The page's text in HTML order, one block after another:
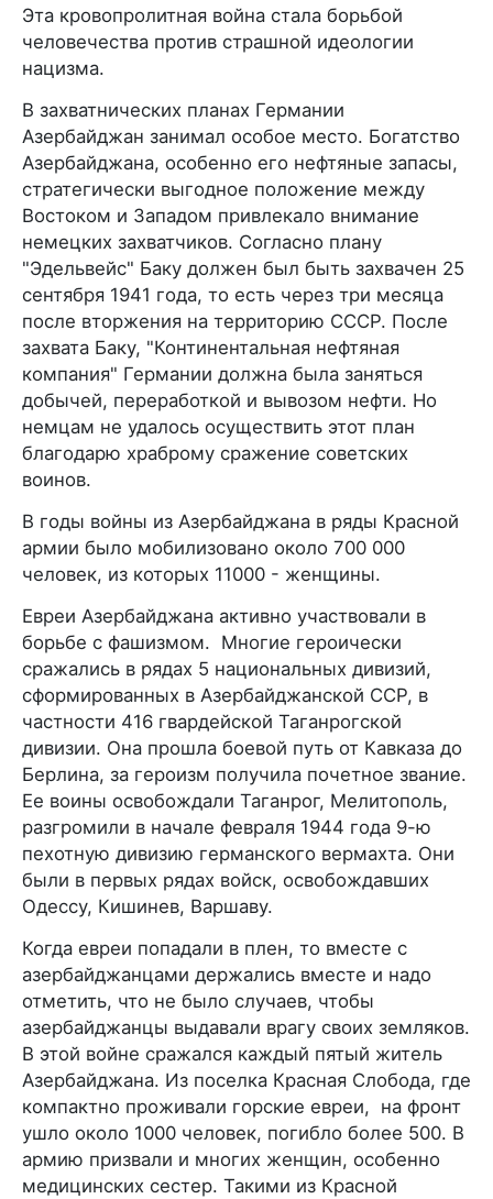
Эта кровопролитная война стала борьбой
человечества против страшной идеологии
нацизма.
В захватнических планах Германии
Азербайджан занимал особое место. Богатство
Азербайджана, особенно его нефтяные запасы,
стратегически выгодное положение между
Востоком и Западом привлекало внимание
немецких захватчиков. Согласно плану
"Эдельвейс" Баку должен был быть захвачен 25
сентября 1941 года, то есть через три месяца
после вторжения на территорию СССР. После
захвата Баку, "Континентальная нефтяная
компания" Германии должна была заняться
добычей, переработкой и вывозом нефти. Но
немцам не удалось осуществить этот план
благодарю храброму сражение советских
воинов.
В годы войны из Азербайджана в ряды Красной
армии было мобилизовано около 700 000
человек, из которых 11000 - женщины.
Евреи Азербайджана активно участвовали в
борьбе с фашизмом. Многие героически
сражались в рядах 5 национальных дивизий,
сформированных в Азербайджанской ССР, в
частности 416 гвардейской Таганрогской
дивизии. Она прошла боевой путь от Кавказа до
Берлина, за героизм получила почетное звание.
Ее воины освобождали Таганрог, Мелитополь,
разгромили в начале февраля 1944 года 9-ю
пехотную дивизию германского вермахта. Они
были в первых рядах войск, освобождавших
Одессу, Кишинев, Варшаву.
Когда евреи попадали в плен, то вместе с
азербайджанцами держались вместе и надо
отметить, что не было случаев, чтобы
азербайджанцы выдавали врагу своих земляков.
В этой войне сражался каждый пятый житель
Азербайджана. Из поселка Красная Слобода, где
компактно проживали горские евреи, на фронт
ушло около 1000 человек, погибло более 500. В
армию призвали и многих женщин, особенно
медицинских сестер. Такими из Красной